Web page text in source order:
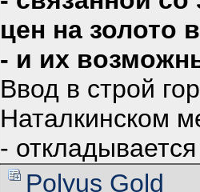
цен на золото
- и их
Ввод в строй
Наталкинском
-
Polyus Gold